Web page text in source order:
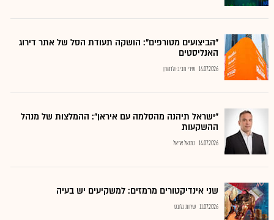
"הביצועים מטורפים": הושקה תעודת הסל של אתר דירוג
האנליסטים
14.07.2026 שירי חביב-ולדהורן
"ישראל תיהנה מהסלמה עם איראן": ההמלצות של מנהל
ההשקעות
14.07.2026 נתנאל אריאל
שני אינדיקטורים מרמזים: למשקיעים יש בעיה
11.07.2026 שירות גלובס